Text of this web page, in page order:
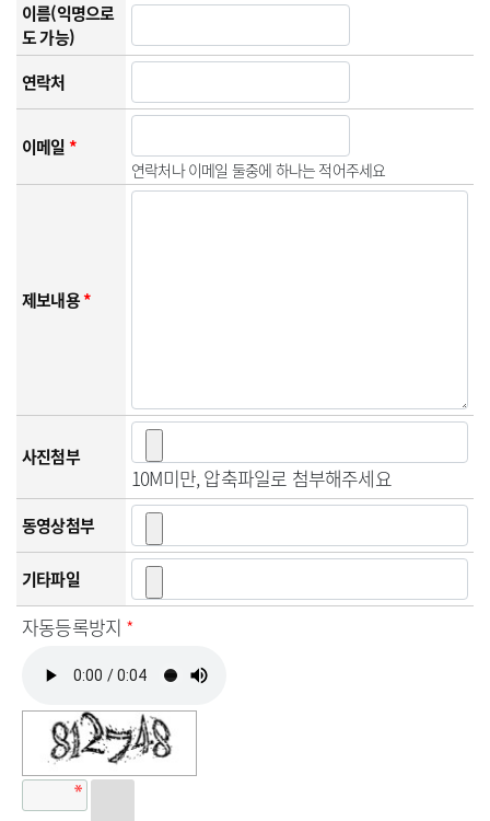
이름(익명으로
도 가능)
연락처
이메일*
연락처나 이메일 둘중에 하나는 적어주세요
제보내용*
사진첨부
10M미만, 압축파일로 첨부해주세요
동영상첨부
기타파일
자동등록방지 *